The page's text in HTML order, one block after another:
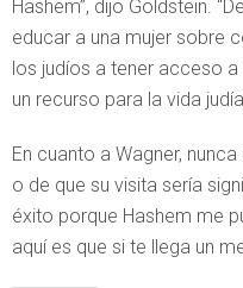
Hashem”, dijo Goldstein.
educar a una mujer sobre
los judíos a tener acceso
un recurso para la vida
En cuanto a Wagner,
o de que su visita sería
éxito porque Hashem me
aquí es que si te llega un